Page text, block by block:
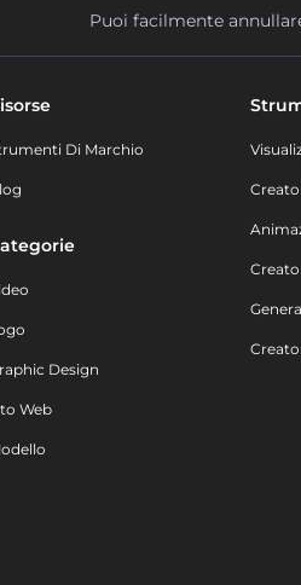
Puoi facilmente
Di Marchio
Design
Web